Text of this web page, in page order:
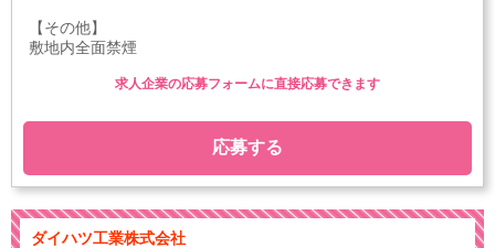
【その他】
敷地内全面禁煙
応募する
求人企業の応募フォームに直接応募できます
ダイハツ工業株式会社